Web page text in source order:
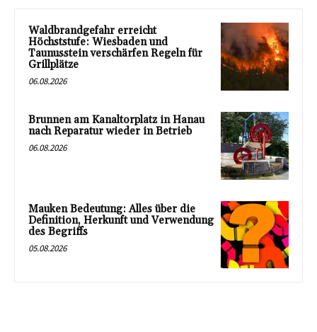
Waldbrandgefahr erreicht
Höchststufe: Wiesbaden und
Taunusstein verschärfen Regeln für
Grillplätze
06.08.2026
Brunnen am Kanaltorplatz in Hanau
nach Reparatur wieder in Betrieb
06.08.2026
Mauken Bedeutung: Alles über die
Definition, Herkunft und Verwendung
des Begriffs
05.08.2026